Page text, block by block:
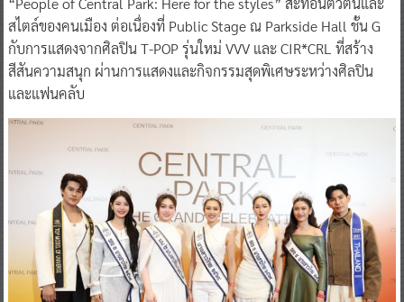
สไตล์ของคนเมือง ต่อเนื่องที่ Public Stage ณ Parkside Hall ชั้น G
กับการแสดงจากศิลปิน T-POP รุ่นใหม่ VVV และ CIR*CRL ที่สร้าง
สีสันความสนุก ผ่านการแสดงและกิจกรรมสุดพิเศษระหว่างศิลปิน
และแฟนคลับ